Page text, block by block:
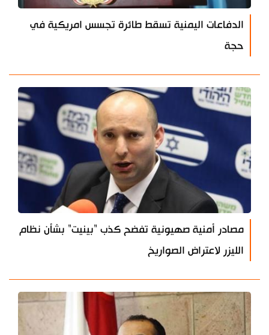
الدفاعات اليمنية تسقط طائرة تجسس امريكية في
حجة
مصادر أمنية صهيونية تفضح كذب "بينيت" بشأن نظام
الليزر لاعتراض الصواريخ